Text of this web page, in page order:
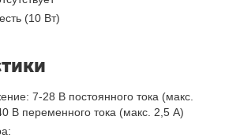
(10 Вт)
7-28 В постоянного тока (макс.
В переменного тока (макс. 2,5 А)